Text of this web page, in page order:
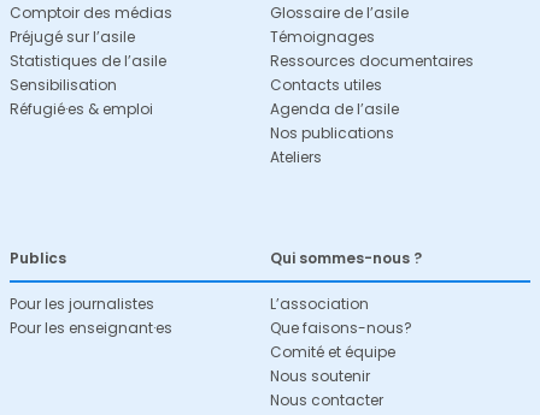
Comptoir des médias
Préjugé sur l’asile
Statistiques de l’asile
Sensibilisation
Réfugié·es & emploi
Glossaire de l’asile
Témoignages
Ressources documentaires
Contacts utiles
Agenda de l’asile
Nos publications
Ateliers
Publics
Pour les journalistes
Pour les enseignant·es
Qui sommes-nous ?
L’association
Que faisons-nous?
Comité et équipe
Nous soutenir
Nous contacter